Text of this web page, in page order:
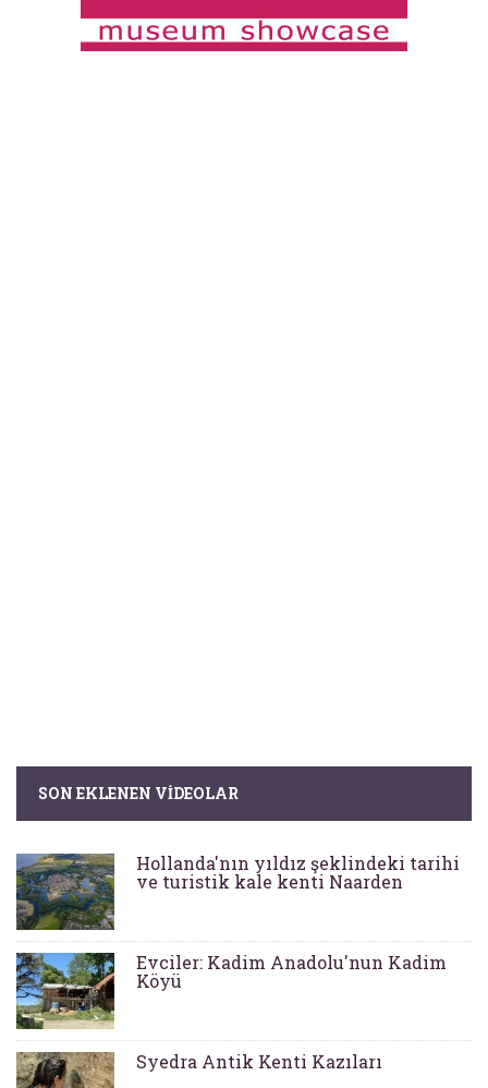
SON EKLENEN VIDEOLAR
Hollanda'nın yıldız şeklindeki tarihi
ve turistik kale kenti Naarden
Evciler: Kadim Anadolu'nun Kadim
Köyü
Syedra Antik Kenti Kazıları